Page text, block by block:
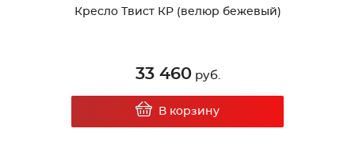
Кресло Твист КР (велюр бежевый)
33 460руб.
В корзину